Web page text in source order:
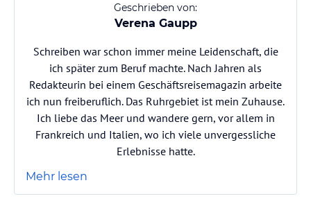
Geschrieben von:
Verena Gaupp
Schreiben war schon immer meine Leidenschaft, die
ich später zum Beruf machte. Nach Jahren als
Redakteurin bei einem Geschäftsreisemagazin arbeite
ich nun freiberuflich. Das Ruhrgebiet ist mein Zuhause.
Ich liebe das Meer und wandere gern, vor allem in
Frankreich und Italien, wo ich viele unvergessliche
Erlebnisse hatte.
Mehr lesen